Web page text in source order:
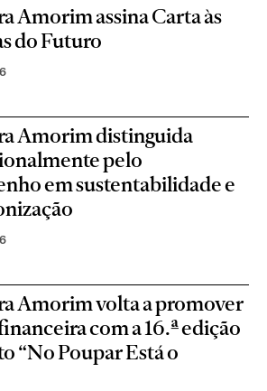
Amorim assina Carta às
do Futuro
Amorim distinguida
pelo
em sustentabilidade e
Amorim volta a promover
com a 16.ª edição
“No Poupar Está o